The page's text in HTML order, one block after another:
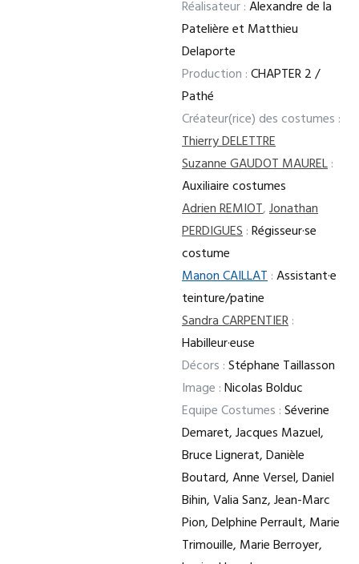
Réalisateur :Alexandre de la
Patelière et Matthieu
Delaporte
Production :CHAPTER 2 /
Pathé
Créateur(rice) des costumes :
Thierry DELETTRE
Suzanne GAUDOT MAUREL:
Auxiliaire costumes
Adrien REMIOT,Jonathan
PERDIGUES:Régisseur·se
costume
Manon CAILLAT:Assistant·e
teinture/patine
Sandra CARPENTIER:
Habilleur·euse
Décors :Stéphane Taillasson
Image :Nicolas Bolduc
Equipe Costumes :Séverine
Demaret, Jacques Mazuel,
Bruce Lignerat, Danièle
Boutard, Anne Versel, Daniel
Bihin, Valia Sanz, Jean-Marc
Pion, Delphine Perrault, Marie
Trimouille, Marie Berroyer,